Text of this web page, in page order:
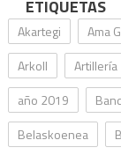
ETIQUETAS
Akartegi Ama
Arkoll
Artillería
año 2019
Belaskoenea